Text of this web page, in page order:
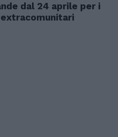
dal 24 aprile per i